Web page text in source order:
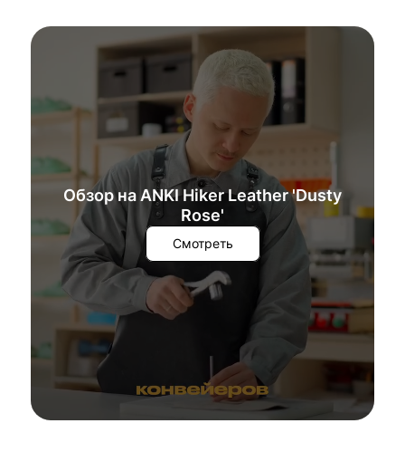
Обзор на ANKI Hiker Leather 'Dusty
Rose'
Смотреть